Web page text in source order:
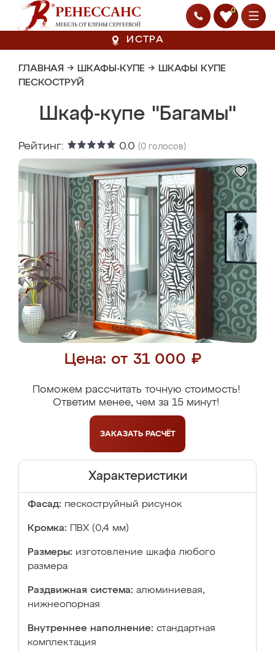
0
ИСТРА
ГЛАВНАЯ → ШКАФЫ-КУПЕ → ШКАФЫ КУПЕ
ПЕСКОСТРУЙ
Шкаф-купе "Багамы"
Рейтинг: 0.0 (0 голосов)
Цена: от 31 000 ₽
Поможем рассчитать точную стоимость!
Ответим менее, чем за 15 минут!
ЗАКАЗАТЬ РАСЧЁТ
Характеристики
Фасад: пескоструйный рисунок
Кромка: ПВХ (0,4 мм)
Размеры: изготовление шкафа любого
размера
Раздвижная система: алюминиевая,
нижнеопорная
Внутреннее наполнение: стандартная
комплектация